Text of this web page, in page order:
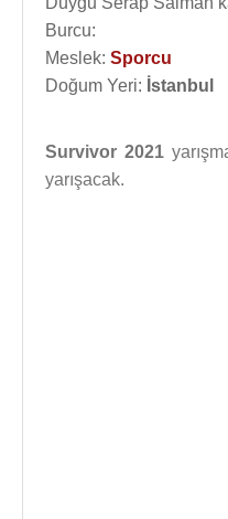
Burcu:
Meslek: Sporcu
Doğum Yeri: İstanbul
Survivor 2021
yarışacak.